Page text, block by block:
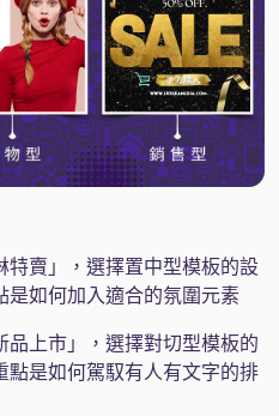
特賣」，選擇置中型模板的設
是如何加入適合的氛圍元素
品上市」，選擇對切型模板的
點是如何駕馭有人有文字的排